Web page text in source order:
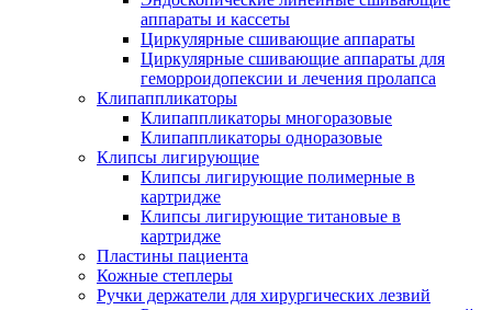
аппараты и кассеты
Циркулярные сшивающие аппараты
Циркулярные сшивающие аппараты для
геморроидопексии и лечения пролапса
Клипаппликаторы
Клипаппликаторы многоразовые
Клипаппликаторы одноразовые
Клипсы лигирующие
Клипсы лигирующие полимерные в
картридже
Клипсы лигирующие титановые в
картридже
Пластины пациента
Кожные степлеры
Ручки держатели для хирургических лезвий